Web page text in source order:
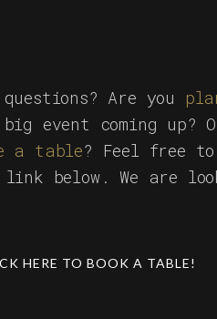
Are you
event coming up?
a table? Feel free
link below. We are
HERE TO BOOK A TABLE!